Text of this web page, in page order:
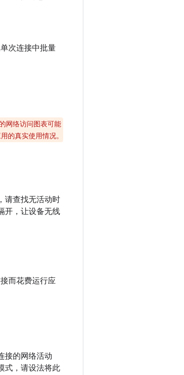
次连接中批量
网络访问图表可能
的真实使用情况。
请查找无活动时
开，让设备无线
而花费运行应
接的网络活动
式，请设法将此